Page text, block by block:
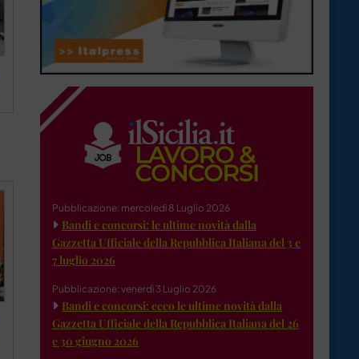
Pubblicazione: mercoledì 8 Luglio 2026
Bandi e concorsi: le ultime novità dalla
Gazzetta Ufficiale della Repubblica Italiana del 3 e
7 luglio 2026
Pubblicazione: venerdì 3 Luglio 2026
Bandi e concorsi: ecco le ultime novità dalla
Gazzetta Ufficiale della Repubblica Italiana del 26
e 30 giugno 2026